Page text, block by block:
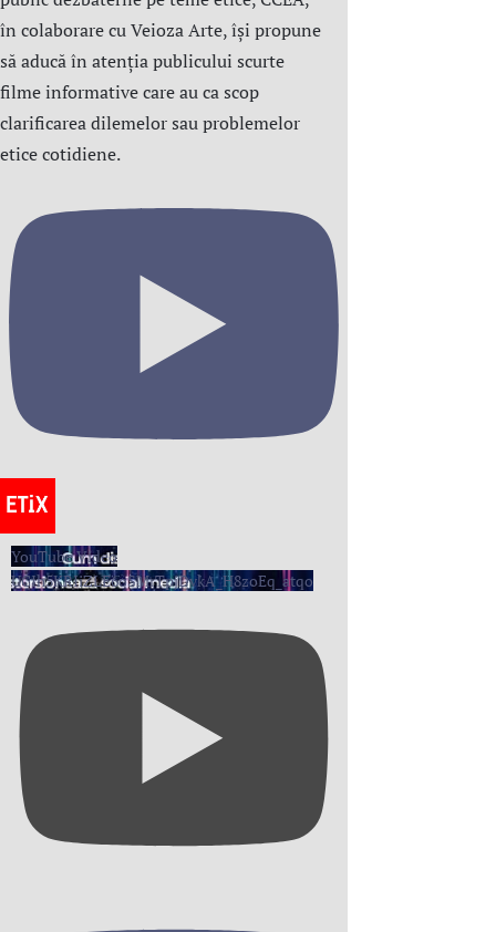
în colaborare cu Veioza Arte, își propune
să aducă în atenția publicului scurte
filme informative care au ca scop
clarificarea dilemelor sau problemelor
etice cotidiene.
YouTube Video
UCIh5KRIiZLE6oSMrTpjDvkA_H8zoEq_atqo